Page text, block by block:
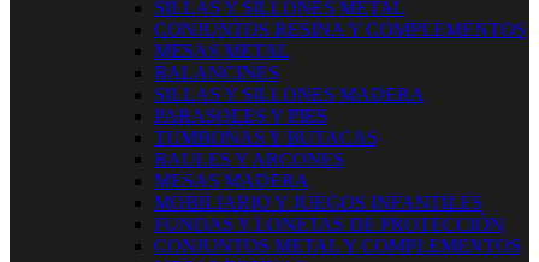
SILLAS Y SILLONES METAL
CONJUNTOS RESINA Y COMPLEMENTOS
MESAS METAL
BALANCINES
SILLAS Y SILLONES MADERA
PARASOLES Y PIES
TUMBONAS Y BUTACAS
BAULES Y ARCONES
MESAS MADERA
MOBILIARIO Y JUEGOS INFANTILES
FUNDAS Y LONETAS DE PROTECCIÓN
CONJUNTOS METAL Y COMPLEMENTOS